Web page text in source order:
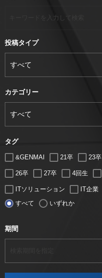
投稿タイプ
カテゴリー
タグ
&GENMAI 21卒 23卒
26卒 27卒 4回生
ITソリューション IT企業
LUGZ ENTERTAINMENT
すべて いずれか
期間